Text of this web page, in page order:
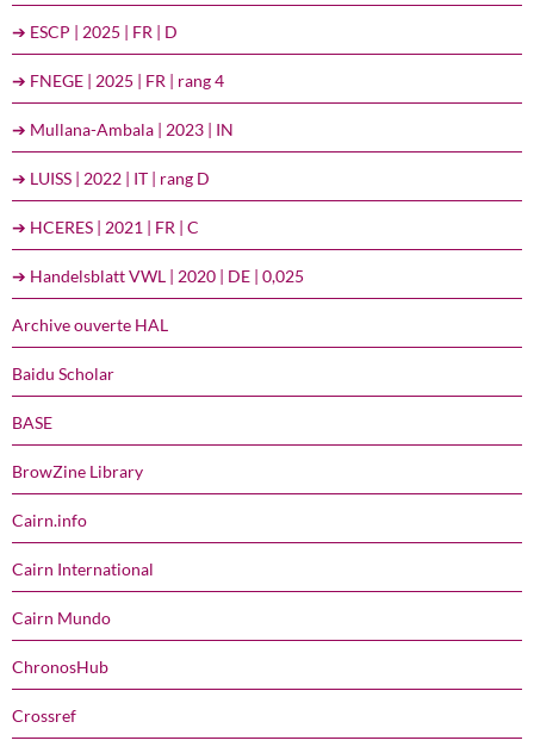
➔ ESCP | 2025 | FR | D
➔ FNEGE | 2025 | FR | rang 4
➔ Mullana-Ambala | 2023 | IN
➔ LUISS | 2022 | IT | rang D
➔ HCERES | 2021 | FR | C
➔ Handelsblatt VWL | 2020 | DE | 0,025
Archive ouverte HAL
Baidu Scholar
BASE
BrowZine Library
Cairn.info
Cairn International
Cairn Mundo
ChronosHub
Crossref